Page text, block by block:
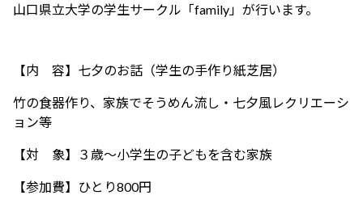
山口県立大学の学生サークル「family」が行います。
【内 容】七夕のお話（学生の手作り紙芝居）
竹の食器作り、家族でそうめん流し・七夕風レクリエーシ
ョン等
【対 象】３歳～小学生の子どもを含む家族
【参加費】ひとり800円